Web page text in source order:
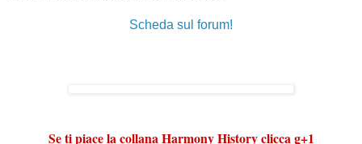
Scheda sul forum!
Se ti piace la collana Harmony History clicca g+1